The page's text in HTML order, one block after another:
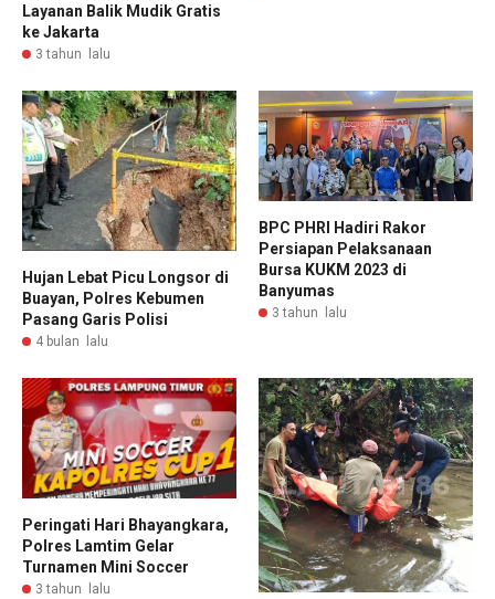
Layanan Balik Mudik Gratis
ke Jakarta
3 tahun lalu
Hujan Lebat Picu Longsor di
Buayan, Polres Kebumen
Pasang Garis Polisi
4 bulan lalu
BPC PHRI Hadiri Rakor
Persiapan Pelaksanaan
Bursa KUKM 2023 di
Banyumas
3 tahun lalu
Peringati Hari Bhayangkara,
Polres Lamtim Gelar
Turnamen Mini Soccer
3 tahun lalu